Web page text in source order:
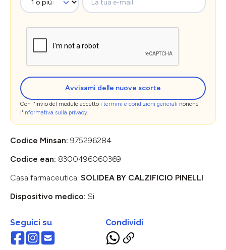
Avvisami delle nuove scorte
Con l'invio del modulo accetto i termini e condizioni generali nonché
l'informativa sulla privacy.
Codice Minsan: 975296284
Codice ean: 8300496060369
Casa farmaceutica: SOLIDEA BY CALZIFICIO PINELLI
Dispositivo medico: Si
Seguici su Condividi